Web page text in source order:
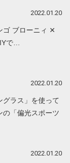
2022.01.20
ゴ ブローニィ ✕
で…
2022.01.20
グラス」を使って
の「偏光スポーツ
2022.01.20